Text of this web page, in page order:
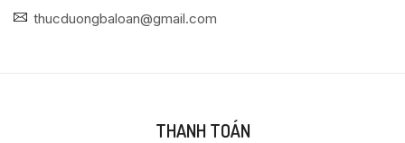
thucduongbaloan@gmail.com
THANH TOÁN